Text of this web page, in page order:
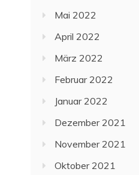
Mai 2022
April 2022
März 2022
Februar 2022
Januar 2022
Dezember 2021
November 2021
Oktober 2021